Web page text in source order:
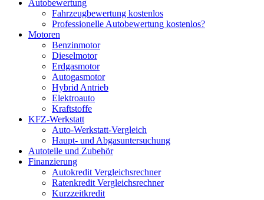
Autobewertung
Fahrzeugbewertung kostenlos
Professionelle Autobewertung kostenlos?
Motoren
Benzinmotor
Dieselmotor
Erdgasmotor
Autogasmotor
Hybrid Antrieb
Elektroauto
Kraftstoffe
KFZ-Werkstatt
Auto-Werkstatt-Vergleich
Haupt- und Abgasuntersuchung
Autoteile und Zubehör
Finanzierung
Autokredit Vergleichsrechner
Ratenkredit Vergleichsrechner
Kurzzeitkredit